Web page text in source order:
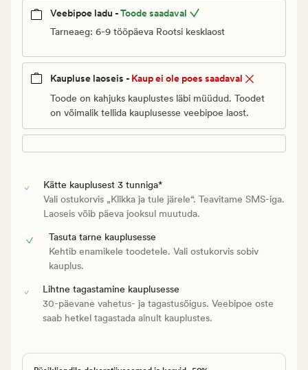
Veebipoe ladu -Toode saadaval
Tarneaeg: 6-9 tööpäeva Rootsi kesklaost
Kaupluse laoseis - Kaup ei ole poes saadaval
Toode on kahjuks kauplustes läbi müüdud. Toodet
on võimalik tellida kauplusesse veebipoe laost.
Kätte kauplusest 3 tunniga*
Vali ostukorvis „Klikka ja tule järele“. Teavitame SMS-iga.
Laoseis võib päeva jooksul muutuda.
Tasuta tarne kauplusesse
Kehtib enamikele toodetele. Vali ostukorvis sobiv
kauplus.
Lihtne tagastamine kauplusesse
30-päevane vahetus- ja tagastusõigus. Veebipoe oste
saab hetkel tagastada ainult kauplustes.